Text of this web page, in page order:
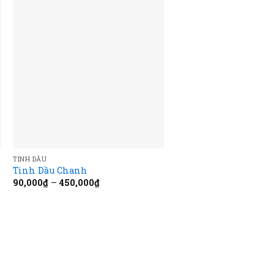
TINH DẦU
Tinh Dầu Chanh
90,000₫ –450,000₫